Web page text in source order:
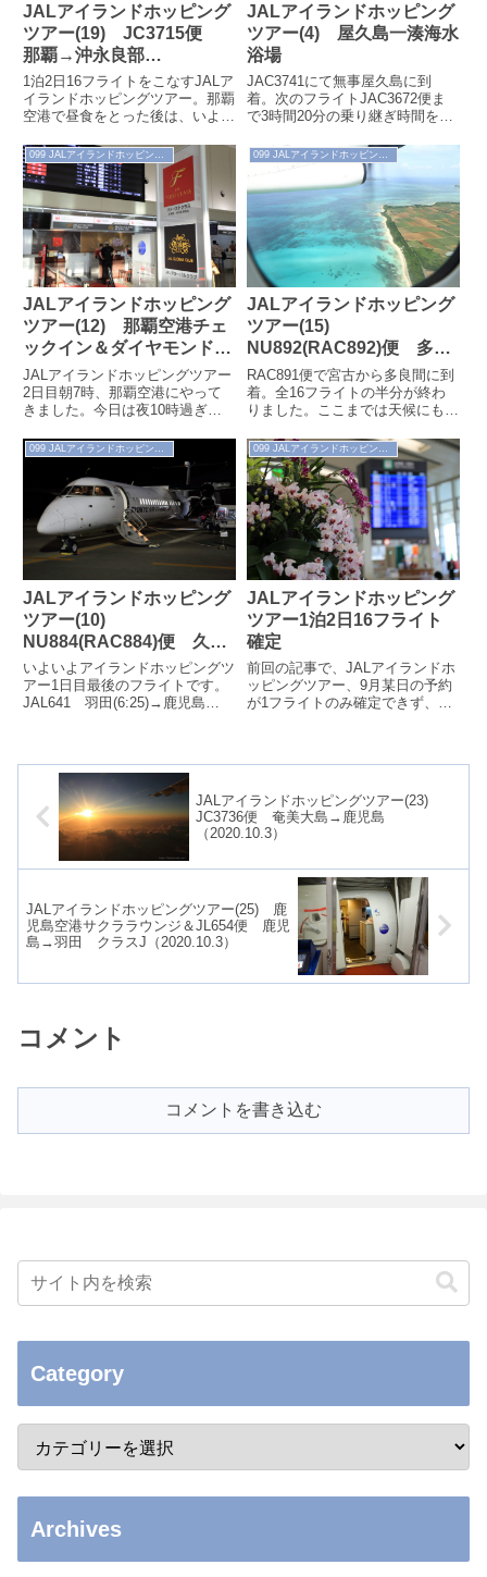
JALアイランドホッピング
ツアー(19) JC3715便
那覇→沖永良部
（2020.10.3）
1泊2日16フライトをこなすJALア
イランドホッピングツアー。那覇
空港で昼食をとった後は、いよい
～徳之島～奄美大島～鹿児島～羽
田の...
JALアイランドホッピング
ツアー(4) 屋久島一湊海水
浴場
JAC3741にて無事屋久島に到
着。次のフライトJAC3672便ま
で3時間20分の乗り継ぎ時間を利
ます。■タイムズカーシェアを利
099 JALアイランドホッピングツアー
JALアイランドホッピング
ツアー(12) 那覇空港チェ
ックイン＆ダイヤモンド・
プレミアラウンジ
（2020.10.3）
JALアイランドホッピングツアー
2日目朝7時、那覇空港にやって
きました。今日は夜10時過ぎま
気予報では、八重山地方が雲が多
め、との...
099 JALアイランドホッピングツアー
JALアイランドホッピング
ツアー(15)
NU892(RAC892)便 多良
間→宮古（2020.10.3）
RAC891便で宮古から多良間に到
着。全16フライトの半分が終わ
りました。ここまでは天候にも恵
ケジュールをこなしています。こ
こから...
JALアイランドホッピング
ツアー(10)
NU884(RAC884)便 久米
島→那覇（2020.10.2）
いよいよアイランドホッピングツ
アー1日目最後のフライトです。
JAL641 羽田(6:25)→鹿児島
JALアイランドホッピング
ツアー1泊2日16フライト
確定
前回の記事で、JALアイランドホ
ッピングツアー、9月某日の予約
が1フライトのみ確定できず、最
JALアイランドホッピングツアー(23)
JC3736便 奄美大島→鹿児島
（2020.10.3）
JALアイランドホッピングツアー(25) 鹿
児島空港サクララウンジ＆JL654便 鹿児
島→羽田 クラスJ（2020.10.3）
コメント
コメントを書き込む
Category
Archives